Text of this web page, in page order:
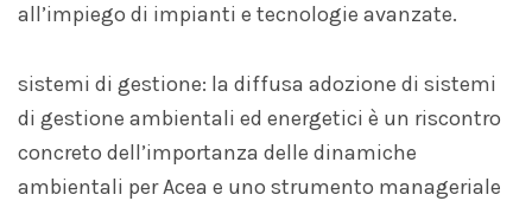
all’impiego di impianti e tecnologie avanzate.
sistemi di gestione: la diffusa adozione di sistemi
di gestione ambientali ed energetici è un riscontro
concreto dell’importanza delle dinamiche
ambientali per Acea e uno strumento manageriale